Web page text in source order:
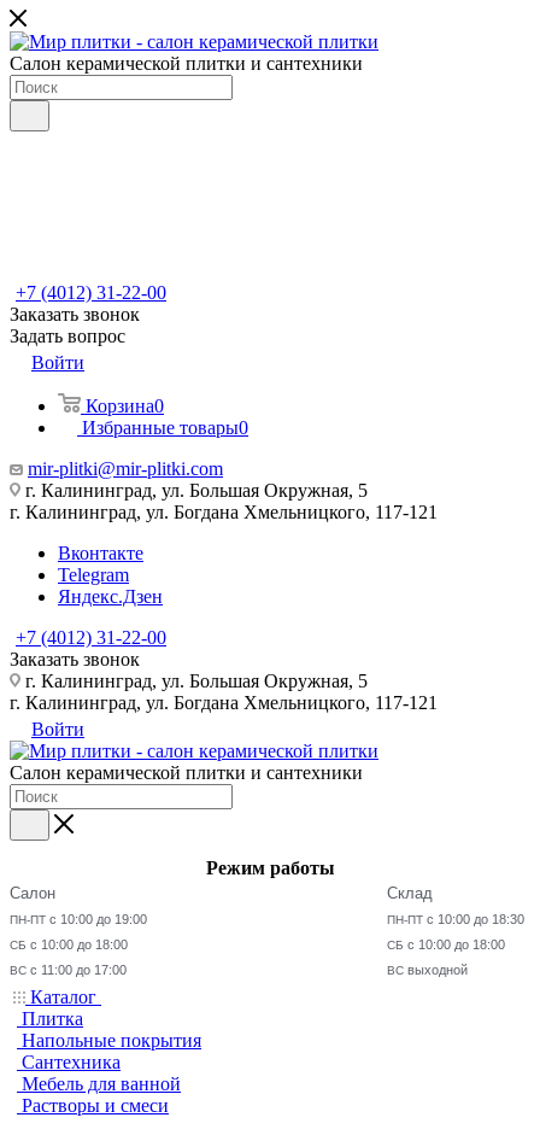
Салон керамической плитки и сантехники
+7 (4012) 31-22-00
Заказать звонок
Задать вопрос
Войти
Корзина0
Избранные товары0
mir-plitki@mir-plitki.com
г. Калининград, ул. Большая Окружная, 5
г. Калининград, ул. Богдана Хмельницкого, 117-121
Вконтакте
Telegram
Яндекс.Дзен
+7 (4012) 31-22-00
Заказать звонок
г. Калининград, ул. Большая Окружная, 5
г. Калининград, ул. Богдана Хмельницкого, 117-121
Войти
Салон керамической плитки и сантехники
Режим работы
Салон
ПН-ПТ с 10:00 до 19:00
СБ с 10:00 до 18:00
ВС с 11:00 до 17:00
Склад
ПН-ПТ с 10:00 до 18:30
СБ с 10:00 до 18:00
ВС выходной
Каталог
Плитка
Напольные покрытия
Сантехника
Мебель для ванной
Растворы и смеси